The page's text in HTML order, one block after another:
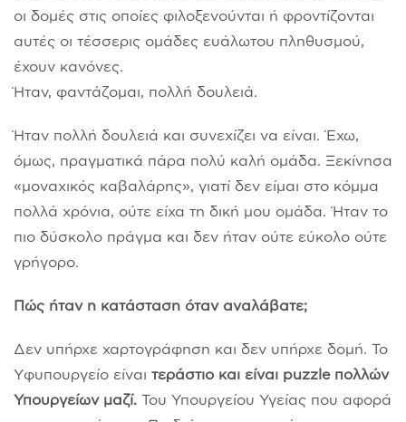
οι δομές στις οποίες φιλοξενούνται ή φροντίζονται
αυτές οι τέσσερις ομάδες ευάλωτου πληθυσμού,
έχουν κανόνες.
Ήταν, φαντάζομαι, πολλή δουλειά.
Ήταν πολλή δουλειά και συνεχίζει να είναι. Έχω,
όμως, πραγματικά πάρα πολύ καλή ομάδα. Ξεκίνησα
«μοναχικός καβαλάρης», γιατί δεν είμαι στο κόμμα
πολλά χρόνια, ούτε είχα τη δική μου ομάδα. Ήταν το
πιο δύσκολο πράγμα και δεν ήταν ούτε εύκολο ούτε
γρήγορο.
Πώς ήταν η κατάσταση όταν αναλάβατε;
Δεν υπήρχε χαρτογράφηση και δεν υπήρχε δομή. Το
Yφυπουργείο είναι τεράστιο και είναι puzzle πολλών
Υπουργείων μαζί. Του Υπουργείου Υγείας που αφορά